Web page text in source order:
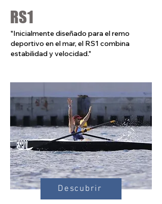
RS1
"Inicialmente diseñado para el remo
deportivo en el mar, el RS1 combina
estabilidad y velocidad."
Descubrir